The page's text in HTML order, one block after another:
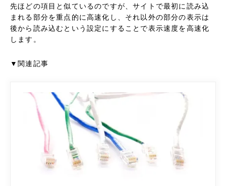
先ほどの項目と似ているのですが、サイトで最初に読み込
まれる部分を重点的に高速化し、それ以外の部分の表示は
後から読み込むという設定にすることで表示速度を高速化
します。
▼関連記事